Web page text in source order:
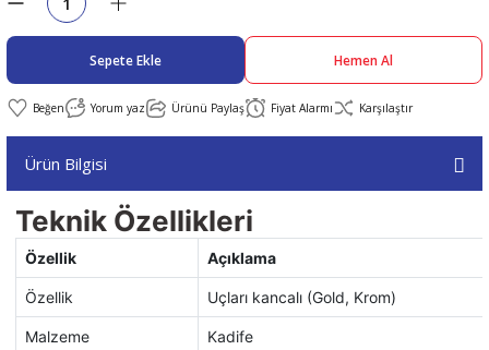
Ekipmanları
Sepete Ekle Hemen Al
Yorum yaz Ürünü Paylaş Fiyat Alarmı Karşılaştır
Ürün Bilgisi
Teknik Özellikleri
Özellik Açıklama
Özellik Uçları kancalı (Gold, Krom)
Malzeme Kadife